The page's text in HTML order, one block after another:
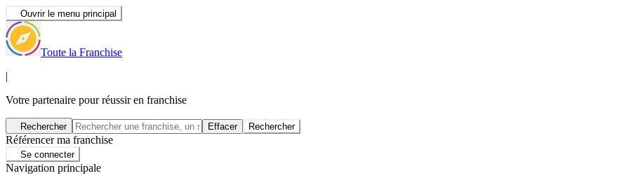
Ouvrir le menu principal
Toute la Franchise
|
Votre partenaire pour réussir en franchise
Rechercher Effacer Rechercher
Référencer ma franchise
Se connecter
Navigation principale